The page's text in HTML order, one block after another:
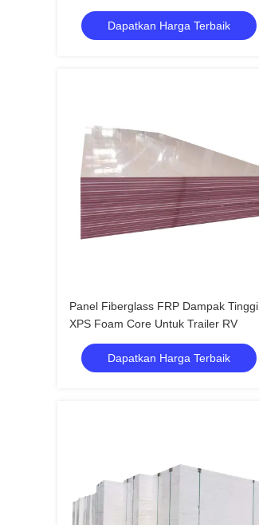
Berpendingin
Dapatkan Harga Terbaik
Panel Fiberglass FRP Dampak Tinggi
XPS Foam Core Untuk Trailer RV
Dapatkan Harga Terbaik